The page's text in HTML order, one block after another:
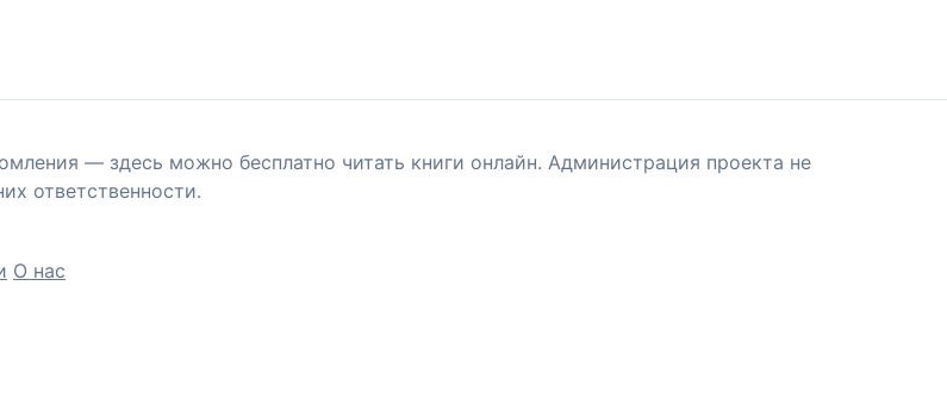
— здесь можно бесплатно читать книги онлайн. Администрация проекта не
ответственности.
О нас